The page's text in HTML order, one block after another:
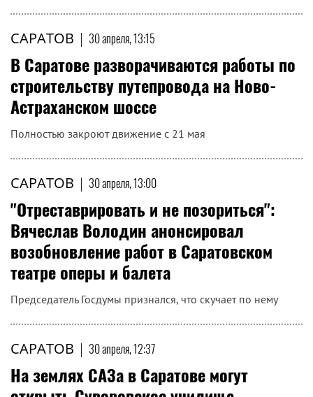
Ему назначили 360 часов обязательных работ
САРАТОВ|30 апреля, 13:24
Володин призвал в июне возобновить
работы в оперном театре
Саратовским чиновникам необходимо искать решения,
и балета в июне и до конца 2027 года завершить их.
САРАТОВ|30 апреля, 13:15
В Саратове разворачиваются работы по
строительству путепровода на Ново-
Астраханском шоссе
Полностью закроют движение с 21 мая
САРАТОВ| 30 апреля, 13:00